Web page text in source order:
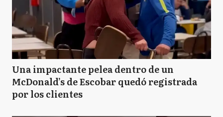
Una impactante pelea dentro de un
McDonald’s de Escobar quedó registrada
por los clientes